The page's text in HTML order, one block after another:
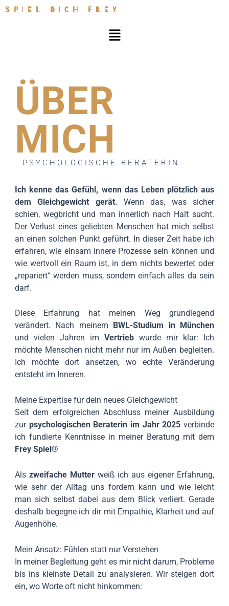
Zum
SPIEL DICH FREY
Menü
ÜBER
MICH
PSYCHOLOGISCHE BERATERIN
Ich kenne das Gefühl, wenn das Leben plötzlich aus
dem Gleichgewicht gerät. Wenn das, was sicher
schien, wegbricht und man innerlich nach Halt sucht.
Der Verlust eines geliebten Menschen hat mich selbst
an einen solchen Punkt geführt. In dieser Zeit habe ich
erfahren, wie einsam innere Prozesse sein können und
wie wertvoll ein Raum ist, in dem nichts bewertet oder
„repariert“ werden muss, sondern einfach alles da sein
darf.
Diese Erfahrung hat meinen Weg grundlegend
verändert. Nach meinem
BWL-Studium in München
und vielen Jahren im Vertrieb wurde mir klar: Ich
möchte Menschen nicht mehr nur im Außen begleiten.
Ich möchte dort ansetzen, wo echte Veränderung
entsteht im Inneren.
Meine Expertise für dein neues Gleichgewicht
Seit dem erfolgreichen Abschluss meiner Ausbildung
zur psychologischen Beraterin im Jahr 2025 verbinde
ich fundierte Kenntnisse in meiner Beratung mit dem
Frey Spiel®
Als zweifache Mutterweiß ich aus eigener Erfahrung,
wie sehr der Alltag uns fordern kann und wie leicht
man sich selbst dabei aus dem Blick verliert. Gerade
deshalb begegne ich dir mit Empathie, Klarheit und auf
Augenhöhe.
Mein Ansatz: Fühlen statt nur Verstehen
In meiner Begleitung geht es mir nicht darum, Probleme
bis ins kleinste Detail zu analysieren. Wir steigen dort
ein, wo Worte oft nicht hinkommen: